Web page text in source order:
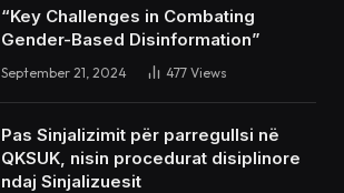
“Key Challenges in Combating
Gender-Based Disinformation”
September 21, 2024 477 Views
Pas Sinjalizimit për parregullsi në
QKSUK, nisin procedurat disiplinore
ndaj Sinjalizuesit